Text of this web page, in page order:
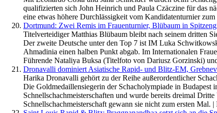
qualifizierten sich John Heinrich und Paula Czäczine für das
eine etwas höhere Durchlässigkeit vom Kandidatenturnier
Dortmund: Zwei Remis im Frauenturnier, Blübaum in
Titelverteidiger Matthias Blübaum bleibt nach seinem dritten
Der zweite Deutsche unter den Top 7 ist IM Luka
Ahmadinia einen halben Punkt abgab. Im Internationalen
Führende Nataliya Buksa (Titelfoto von Dariusz Gorzinski)
Dronavalli dominiert Asiatische Rapid- und Blitz-EM,
Harika Dronavalli gehört zu der Reihe außerordentlicher
Die Goldmedaillensiegerin der Schacholympiade in
Schnellschachmeisterschaften und wurde bereits dreimal
Schnellschachmeisterschaft gewann sie nicht zum ersten Mal. |